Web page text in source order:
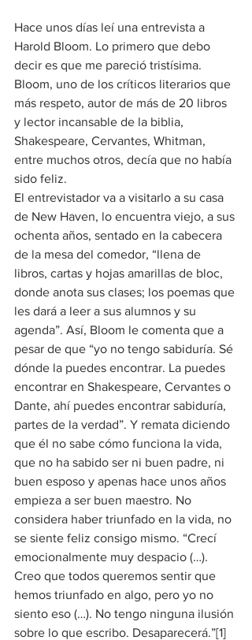
Hace unos días leí una entrevista a
Harold Bloom. Lo primero que debo
decir es que me pareció tristísima.
Bloom, uno de los críticos literarios que
más respeto, autor de más de 20 libros
y lector incansable de la biblia,
Shakespeare, Cervantes, Whitman,
entre muchos otros, decía que no había
sido feliz.
El entrevistador va a visitarlo a su casa
de New Haven, lo encuentra viejo, a sus
ochenta años, sentado en la cabecera
de la mesa del comedor, “llena de
libros, cartas y hojas amarillas de bloc,
donde anota sus clases; los poemas que
les dará a leer a sus alumnos y su
agenda”. Así, Bloom le comenta que a
pesar de que “yo no tengo sabiduría. Sé
dónde la puedes encontrar. La puedes
encontrar en Shakespeare, Cervantes o
Dante, ahí puedes encontrar sabiduría,
partes de la verdad”. Y remata diciendo
que él no sabe cómo funciona la vida,
que no ha sabido ser ni buen padre, ni
buen esposo y apenas hace unos años
empieza a ser buen maestro. No
considera haber triunfado en la vida, no
se siente feliz consigo mismo. “Crecí
emocionalmente muy despacio (…).
Creo que todos queremos sentir que
hemos triunfado en algo, pero yo no
siento eso (…). No tengo ninguna ilusión
sobre lo que escribo. Desaparecerá.”[1]